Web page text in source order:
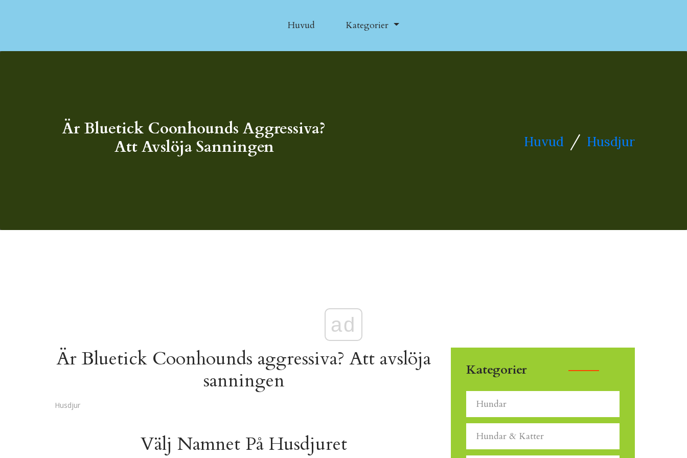
Huvud Kategorier
Är Bluetick Coonhounds Aggressiva?
Att Avslöja Sanningen
Huvud / Husdjur
ad
Är Bluetick Coonhounds aggressiva? Att avslöja
sanningen
Husdjur
Välj Namnet På Husdjuret
Kategorier
Hundar
Hundar & Katter